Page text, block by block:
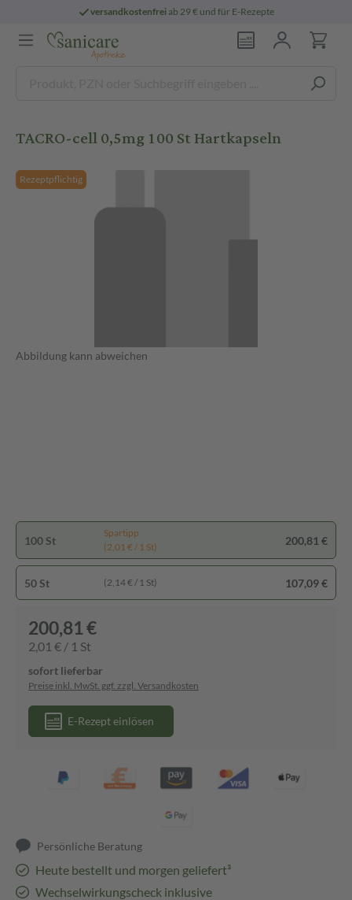
versandkostenfreiab 29 € und für E-Rezepte
TACRO-cell 0,5mg 100 St Hartkapseln
Rezeptpflichtig
Abbildung kann abweichen
100 St
Spartipp
(2,01 € / 1 St)
200,81 €
50 St (2,14 € / 1 St) 107,09 €
200,81 €
2,01 € / 1 St
sofort lieferbar
Preise inkl. MwSt. ggf. zzgl. Versandkosten
E-Rezept einlösen
Persönliche Beratung
Heute bestellt und morgen geliefert³
Wechselwirkungscheck inklusive